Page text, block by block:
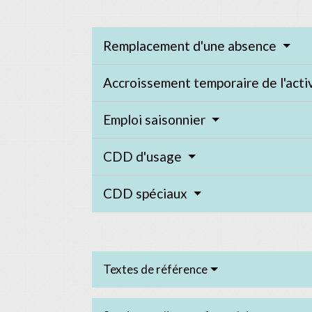
Remplacement d'une absence
Accroissement temporaire de
Emploi saisonnier
CDD d'usage
CDD spéciaux
Textes de référence